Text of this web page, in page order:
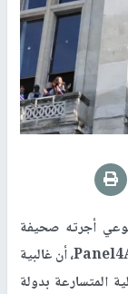
أجرته صحيفة
، ونفّذه معهد لازار للبحوث بالشراكة مع Panel4All، أن غالبية
المتسارعة بدولة